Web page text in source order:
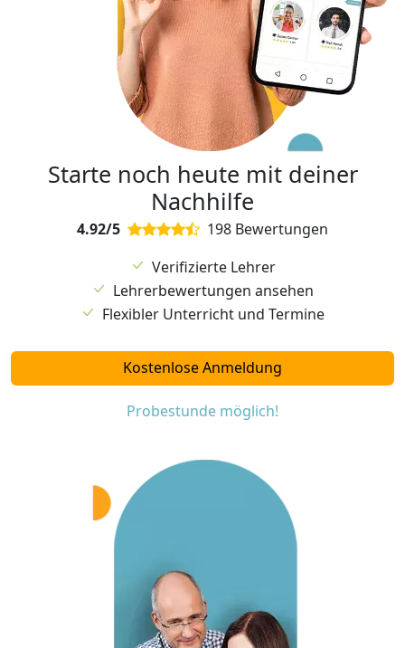
Starte noch heute mit deiner
Nachhilfe
4.92/5
198 Bewertungen
Verifizierte Lehrer
Lehrerbewertungen ansehen
Flexibler Unterricht und Termine
Kostenlose Anmeldung
Probestunde möglich!